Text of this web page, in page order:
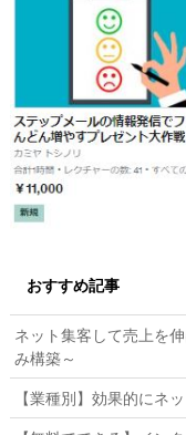
おすすめ記事
ネット集客して売上を
み構築～
【業種別】効果的にネ